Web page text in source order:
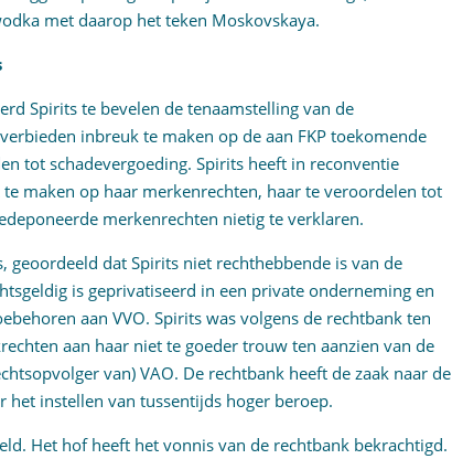
met daarop het teken Moskovskaya.
Spirits te bevelen de tenaamstelling van de
inbreuk te maken op de aan FKP toekomende
tot schadevergoeding. Spirits heeft in reconventie
maken op haar merkenrechten, haar te veroordelen tot
merkenrechten nietig te verklaren.
geoordeeld dat Spirits niet rechthebbende is van de
is geprivatiseerd in een private onderneming en
aan VVO. Spirits was volgens de rechtbank ten
aan haar niet te goeder trouw ten aanzien van de
van) VAO. De rechtbank heeft de zaak naar de
instellen van tussentijds hoger beroep.
Het hof heeft het vonnis van de rechtbank bekrachtigd.